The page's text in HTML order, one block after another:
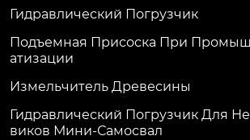
Гидравлический Погрузчик
Подъемная Присоска При
Атизации
Измельчитель Древесины
Гидравлический Погрузчик Для
Виков Мини-Самосвал